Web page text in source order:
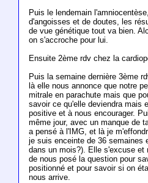
Puis le lendemain
d'angoisses et de doutes, les
de vue génétique tout va bien.
on s'accroche pour lui.
Ensuite 2ème rdv chez la
Puis la semaine dernière 3ème
là elle nous annonce que notre
mitrale en parachute mais que
savoir ce qu'elle deviendra mais
positive et à nous encourager.
même jour, avec un manque de
a pensé à l'IMG, et là je
je suis enceinte de 36 semaines
dans un mois?). Elle s'excuse et
de nous posé la question pour
positionné et pour savoir si on
nous arrive.